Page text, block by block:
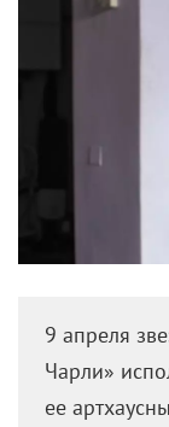
9 апреля
Чарли»
ее